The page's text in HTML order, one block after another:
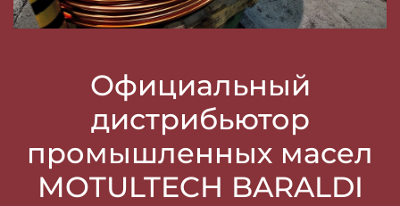
Официальный
дистрибьютор
промышленных масел
MOTULTECH BARALDI